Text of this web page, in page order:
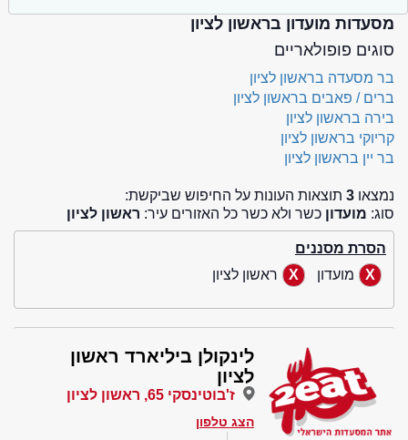
מסעדות מועדון בראשון לציון
סוגים פופולאריים
בר מסעדה בראשון לציון
ברים / פאבים בראשון לציון
בירה בראשון לציון
קריוקי בראשון לציון
בר יין בראשון לציון
נמצאו 3 תוצאות העונות על החיפוש שביקשת:
סוג: מועדון כשר ולא כשר כל האזורים עיר: ראשון לציון
הסרת מסננים
מועדון
ראשון לציון
לינקולן ביליארד ראשון
לציון
ז'בוטינסקי 65, ראשון לציון
הצג טלפון